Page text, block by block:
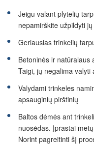
Jeigu valant plytelių
nepamirškite užpildyti
Geriausias trinkelių
Betoninės ir natūralaus
Taigi, jų negalima valyti
Valydami trinkeles
apsauginių pirštinių
Baltos dėmės ant
nuosėdas. Įprastai
Norint pagreitinti šį